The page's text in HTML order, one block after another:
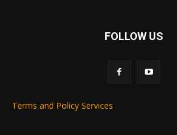
FOLLOW US
Terms and Policy Services